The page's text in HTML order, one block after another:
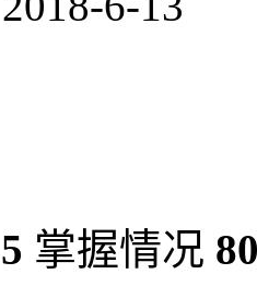
5 掌握情况